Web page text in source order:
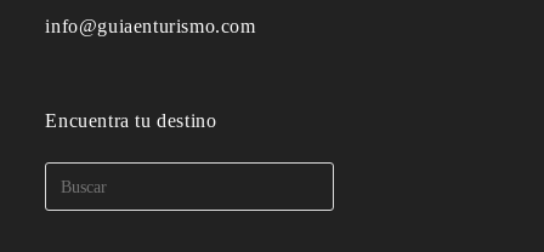
info@guiaenturismo.com
Encuentra tu destino